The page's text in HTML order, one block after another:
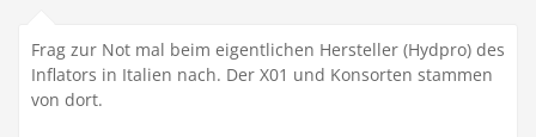
Frag zur Not mal beim eigentlichen Hersteller (Hydpro) des
Inflators in Italien nach. Der X01 und Konsorten stammen
von dort.